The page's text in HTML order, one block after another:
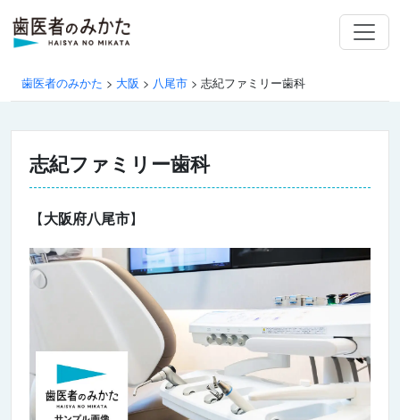
歯医者のみかた > 大阪 > 八尾市 > 志紀ファミリー歯科
志紀ファミリー歯科
【大阪府八尾市】